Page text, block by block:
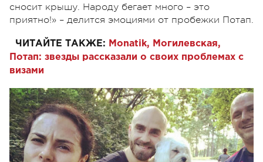
сносит крышу. Народу бегает много – это
приятно!» – делится эмоциями от пробежки Потап.
ЧИТАЙТЕ ТАКЖЕ: Monatik, Могилевская,
Потап: звезды рассказали о своих проблемах с
визами